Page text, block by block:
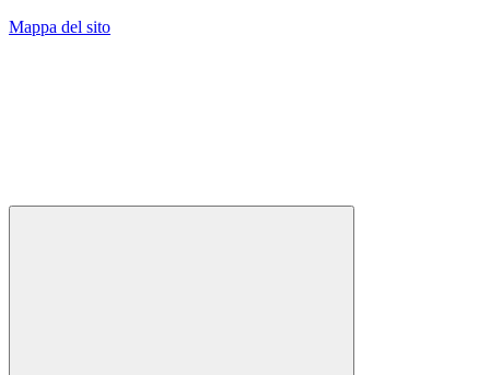
Mappa del sito